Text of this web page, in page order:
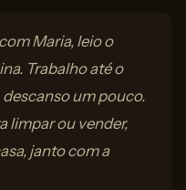
Maria, leio o
Trabalho até o
um pouco.
limpar ou vender,
janto com a